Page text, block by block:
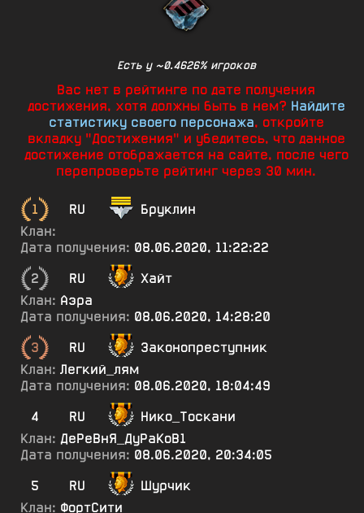
Есть у ~0.4626% игроков
Вас нет в рейтинге по дате получения
достижения, хотя должны быть в нем? Найдите
статистику своего персонажа, откройте
вкладку "Достижения" и убедитесь, что данное
достижение отображается на сайте, после чего
перепроверьте рейтинг через 30 мин.
1 RU
Бруклин
Клан:
Дата получения: 08.06.2020, 11:22:22
2
RU
Хайт
Клан: Аэра
Дата получения: 08.06.2020, 14:28:20
3
RU
3аконопреступник
Клан: Легкий_лям
Дата получения: 08.06.2020, 18:04:49
4
RU
Нико_Тоскани
Клан: ДеРеВнЯ_ДуРаКоВ1
Дата получения: 08.06.2020, 20:34:05
5
RU
Шурчик
Клан: ФортСити